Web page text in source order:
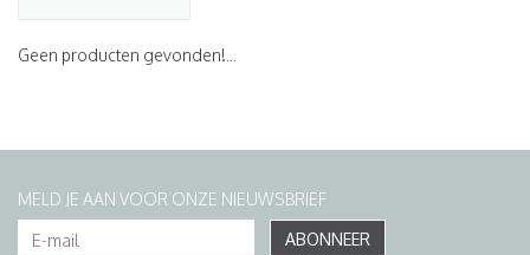
Geen producten gevonden!...
MELD JE AAN VOOR ONZE NIEUWSBRIEF
ABONNEER